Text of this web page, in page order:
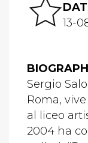
13-
Sergio
Roma,
al liceo
2004 ha